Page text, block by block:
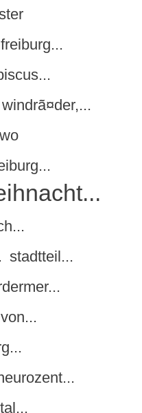
freiburg...
windrã¤der,...
stadtteil...